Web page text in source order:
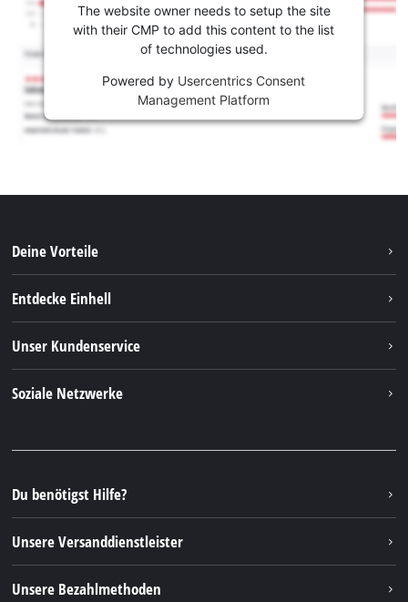
The website owner needs to setup the site
with their CMP to add this content to the list
of technologies used.
Powered by Usercentrics Consent
Management Platform
Deine Vorteile
Entdecke Einhell
Nachhaltigkeit
Unser Kundenservice
FAQs
Rücksendungen / Widerruf
Verpackungsrichtlinien
Hinweise zur Batterieentsorgung
Soziale Netzwerke
Instagram
TikTok
Pinterest
Linkedin
Du benötigst Hilfe?
Unsere Versanddienstleister
Unsere Bezahlmethoden